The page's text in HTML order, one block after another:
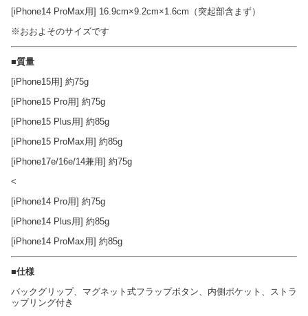
[iPhone14 ProMax用] 16.9cm×9.2cm×1.6cm（突起部含まず）
※おおよそのサイズです
■質量
[iPhone15用] 約75g
[iPhone15 Pro用] 約75g
[iPhone15 Plus用] 約85g
[iPhone15 ProMax用] 約85g
[iPhone17e/16e/14兼用] 約75g
<
[iPhone14 Pro用] 約75g
[iPhone14 Plus用] 約85g
[iPhone14 ProMax用] 約85g
■仕様
バックグリップ、マグネット式フラップボタン、内側ポケット、ストラ
ップリング付き